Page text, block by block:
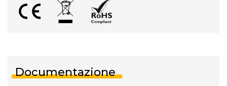
Documentazione